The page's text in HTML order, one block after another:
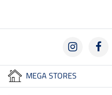
MEGA STORES